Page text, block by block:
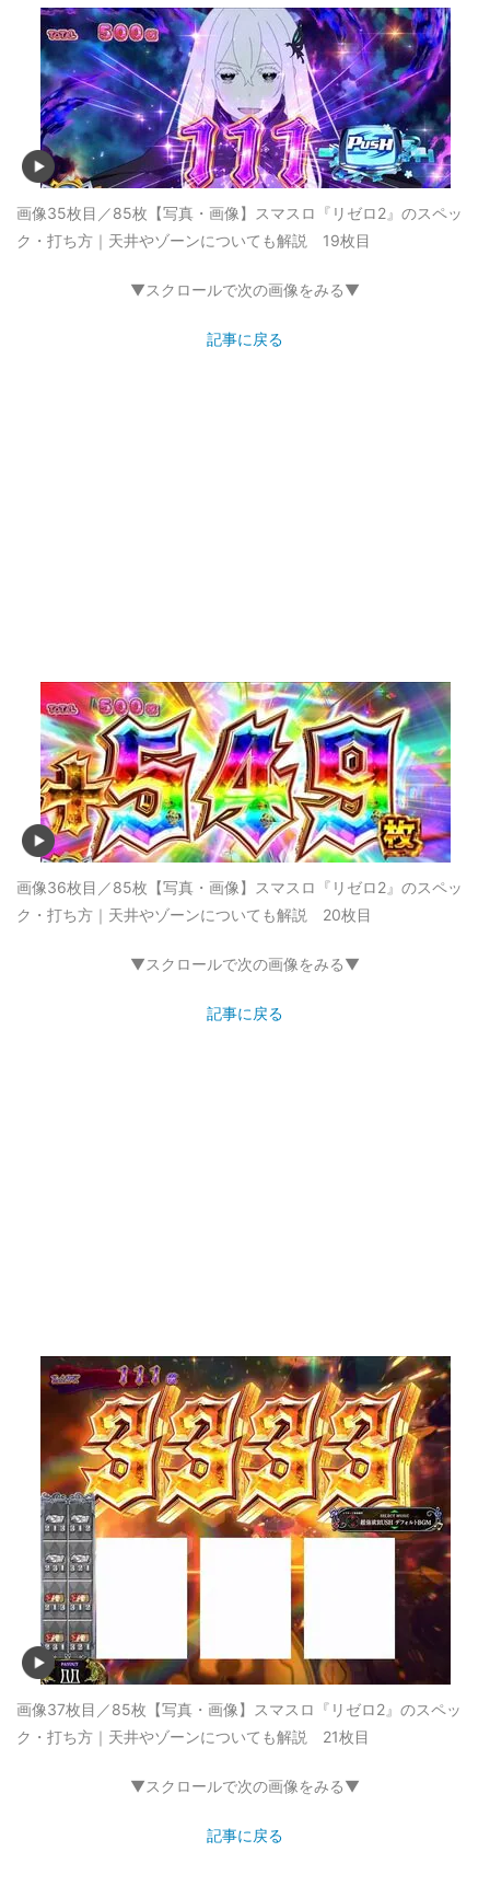
画像35枚目／85枚 【写真・画像】スマスロ『リゼロ2』のスペッ
ク・打ち方｜天井やゾーンについても解説 19枚目
▼スクロールで次の画像をみる▼
記事に戻る
画像36枚目／85枚 【写真・画像】スマスロ『リゼロ2』のスペッ
ク・打ち方｜天井やゾーンについても解説 20枚目
▼スクロールで次の画像をみる▼
記事に戻る
画像37枚目／85枚 【写真・画像】スマスロ『リゼロ2』のスペッ
ク・打ち方｜天井やゾーンについても解説 21枚目
▼スクロールで次の画像をみる▼
記事に戻る